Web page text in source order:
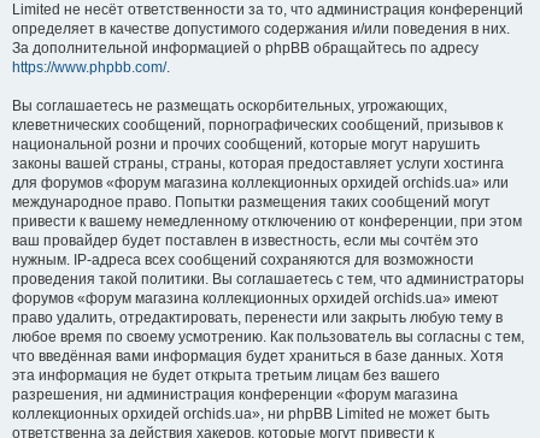
Limited не несёт ответственности за то, что администрация конференций
определяет в качестве допустимого содержания и/или поведения в них.
За дополнительной информацией о phpBB обращайтесь по адресу
https://www.phpbb.com/.
Вы соглашаетесь не размещать оскорбительных, угрожающих,
клеветнических сообщений, порнографических сообщений, призывов к
национальной розни и прочих сообщений, которые могут нарушить
законы вашей страны, страны, которая предоставляет услуги хостинга
для форумов «форум магазина коллекционных орхидей orchids.ua» или
международное право. Попытки размещения таких сообщений могут
привести к вашему немедленному отключению от конференции, при этом
ваш провайдер будет поставлен в известность, если мы сочтём это
нужным. IP-адреса всех сообщений сохраняются для возможности
проведения такой политики. Вы соглашаетесь с тем, что администраторы
форумов «форум магазина коллекционных орхидей orchids.ua» имеют
право удалить, отредактировать, перенести или закрыть любую тему в
любое время по своему усмотрению. Как пользователь вы согласны с тем,
что введённая вами информация будет храниться в базе данных. Хотя
эта информация не будет открыта третьим лицам без вашего
разрешения, ни администрация конференции «форум магазина
коллекционных орхидей orchids.ua», ни phpBB Limited не может быть
ответственна за действия хакеров, которые могут привести к